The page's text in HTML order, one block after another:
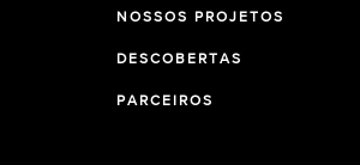
NOSSOS PROJETOS
DESCOBERTAS
PARCEIROS